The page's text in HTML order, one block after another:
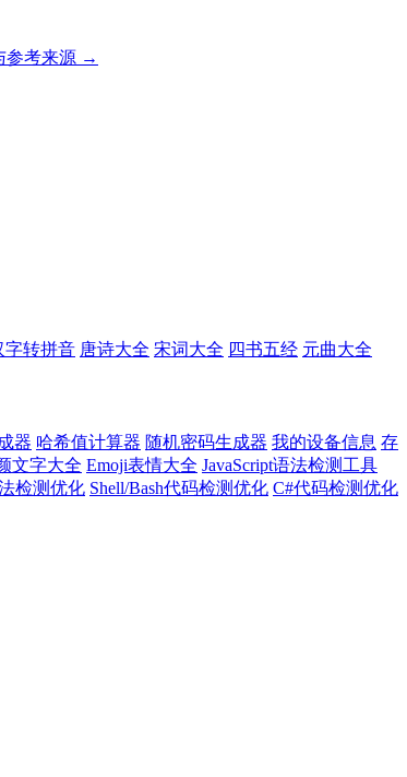
参考来源 →
字转拼音 唐诗大全 宋词大全 四书五经 元曲大全
器 哈希值计算器 随机密码生成器 我的设备信息 存
文字大全 Emoji表情大全 JavaScript语法检测工具
检测优化 Shell/Bash代码检测优化 C#代码检测优化